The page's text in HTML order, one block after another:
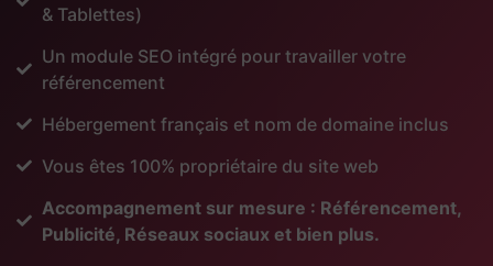
& Tablettes)
Un module SEO intégré pour travailler votre
référencement
Hébergement français et nom de domaine inclus
Vous êtes 100% propriétaire du site web
Accompagnement sur mesure : Référencement,
Publicité, Réseaux sociaux et bien plus.